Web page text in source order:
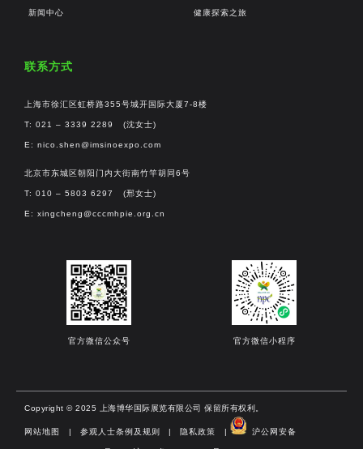
新闻中心 健康探索之旅
联系方式
上海市徐汇区虹桥路355号城开国际大厦7-8楼
T: 021 – 3339 2289 (沈女士)
E: nico.shen@imsinoexpo.com
北京市东城区朝阳门内大街南竹竿胡同6号
T: 010 – 5803 6297 (邢女士)
E: xingcheng@cccmhpie.org.cn
官方微信公众号 官方微信小程序
Copyright © 2025 上海博华国际展览有限公司 保留所有权利。
网站地图 | 参观人士条例及规则 | 隐私政策 | 沪公网安备